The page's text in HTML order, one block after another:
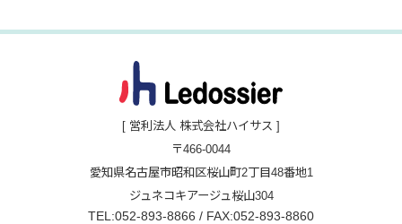
[ 営利法人 株式会社ハイサス ]
〒466-0044
愛知県名古屋市昭和区桜山町2丁目48番地1
ジュネコキアージュ桜山304
TEL:052-893-8866 / FAX:052-893-8860